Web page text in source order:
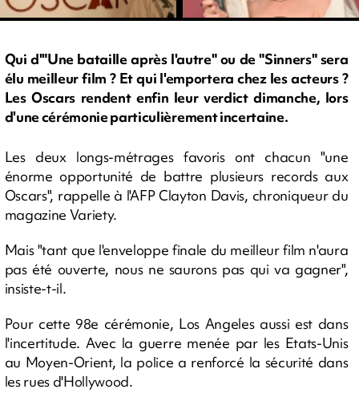
Qui d'"Une bataille après l'autre" ou de "Sinners" sera
élu meilleur film ? Et qui l'emportera chez les acteurs ?
Les Oscars rendent enfin leur verdict dimanche, lors
d'une cérémonie particulièrement incertaine.
Les deux longs-métrages favoris ont chacun "une
énorme opportunité de battre plusieurs records aux
Oscars", rappelle à l'AFP Clayton Davis, chroniqueur du
magazine Variety.
Mais "tant que l'enveloppe finale du meilleur film n'aura
pas été ouverte, nous ne saurons pas qui va gagner",
insiste-t-il.
Pour cette 98e cérémonie, Los Angeles aussi est dans
l'incertitude. Avec la guerre menée par les Etats-Unis
au Moyen-Orient, la police a renforcé la sécurité dans
les rues d'Hollywood.